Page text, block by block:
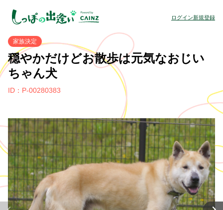
ログイン新規登録
家族決定
穏やかだけどお散歩は元気なおじい
ちゃん犬
ID：P-00280383